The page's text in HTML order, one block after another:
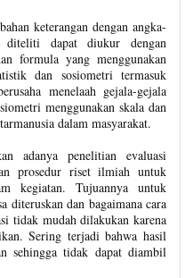
keterangan dengan angka-
diteliti dapat diukur dengan
formula yang menggunakan
dan sosiometri termasuk
menelaah gejala-gejala
menggunakan skala dan
dalam masyarakat.
adanya penelitian evaluasi
prosedur riset ilmiah untuk
kegiatan. Tujuannya untuk
diteruskan dan bagaimana cara
tidak mudah dilakukan karena
Sering terjadi bahwa hasil
sehingga tidak dapat diambil